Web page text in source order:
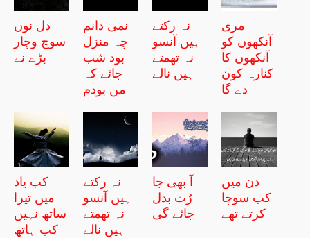
دل نوں
سوچ وچار
بڑے نے
نمی دانم
چہ منزل
بود شب
جائے کہ
من بودم
نہ رکتے
ہیں آنسو
نہ تھمتے
ہیں نالے
مری
آنکھوں کو
آنکھوں کا
کنارہ کون
دے گا
کب یاد
میں تیرا
ساتھ نہیں
کب ہاتھ
نہ رکتے
ہیں آنسو
نہ تھمتے
ہیں نالے
آ بھی جا
رُت بدل
جائے گی
دن میں
کب سوچا
کرتے تھے